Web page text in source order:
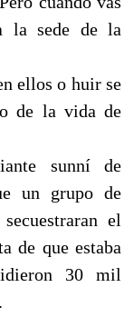
la sede de la
ellos o huir se
de la vida de
sunní de
un grupo de
el
de que estaba
30 mil